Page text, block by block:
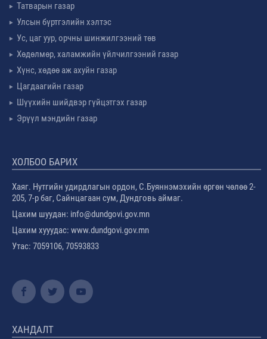
Татварын газар
Улсын бүртгэлийн хэлтэс
Ус, цаг уур, орчны шинжилгээний төв
Хөдөлмөр, халамжийн үйлчилгээний газар
Хүнс, хөдөө аж ахуйн газар
Цагдаагийн газар
Шүүхийн шийдвэр гүйцэтгэх газар
Эрүүл мэндийн газар
ХОЛБОО БАРИХ
Хаяг. Нутгийн удирдлагын ордон, С.Буяннэмэхийн өргөн чөлөө 2-
205, 7-р баг, Сайнцагаан сум, Дундговь аймаг.
Цахим шуудан: info@dundgovi.gov.mn
Цахим хууудас: www.dundgovi.gov.mn
Утас: 7059106, 70593833
ХАНДАЛТ